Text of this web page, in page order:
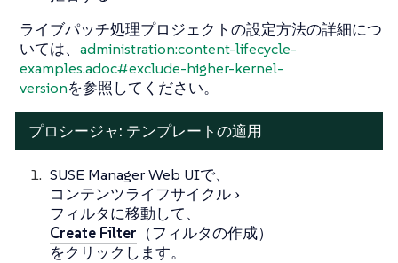
ライブパッチ処理プロジェクトの設定方法の詳細につ
いては、 administration:content-lifecycle-
examples.adoc#exclude-higher-kernel-
versionを参照してください。
プロシージャ: テンプレートの適用
SUSE Manager Web UIで、
コンテンツライフサイクル
フィルタに移動して、
Create Filter （フィルタの作成）
をクリックします。